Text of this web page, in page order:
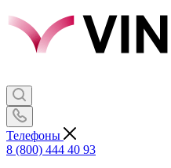
Телефоны
8 (800) 444 40 93